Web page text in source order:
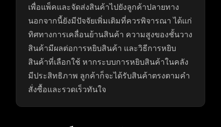
เพื่อแพ็คและจัดส่งสินค้าไปยังลูกค้าปลายทาง
นอกจากนี้ยังมีปัจจัยเพิ่มเติมที่ควรพิจารณา ได้แก่
ทิศทางการเคลื่อนย้านสินค้า ความสูงของชั้นวาง
สินค้ามีผลต่อการหยิบสินค้า และวิธีการหยิบ
สินค้าที่เลือกใช้ หากระบบการหยิบสินค้าในคลัง
มีประสิทธิภาพ ลูกค้าก็จะได้รับสินค้าตรงตามคำ
สั่งซื้อและรวดเร็วทันใจ